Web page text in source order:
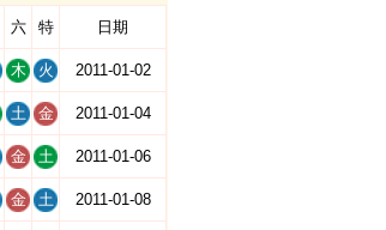
六 特 日期
木 火 2011-01-02
土 金 2011-01-04
金 土 2011-01-06
金 土 2011-01-08